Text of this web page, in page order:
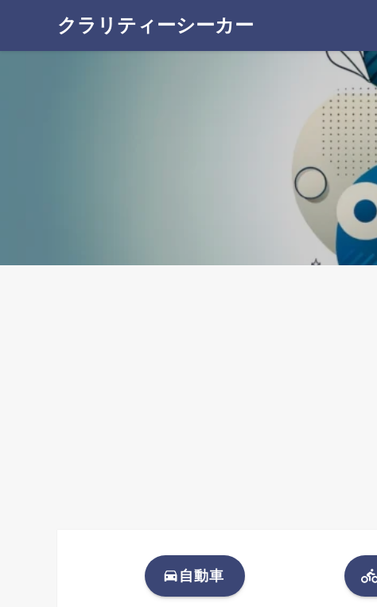
クラリティーシーカー
自動車